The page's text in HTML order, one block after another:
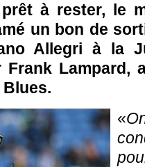
à rester, le
un bon de
Allegri à la
Frank Lampard,
«